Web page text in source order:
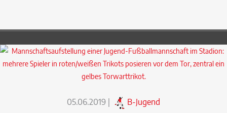
05.06.2019 | B-Jugend